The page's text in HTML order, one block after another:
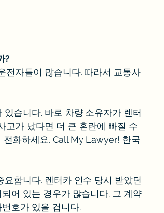
?
전자들이 많습니다. 따라서 교통사
습니다. 바로 차량 소유자가 렌터
고가 났다면 더 큰 혼란에 빠질 수
전화하세요. Call My Lawyer! 한국
합니다. 렌터카 인수 당시 받았던
어 있는 경우가 많습니다. 그 계약
호가 있을 겁니다.